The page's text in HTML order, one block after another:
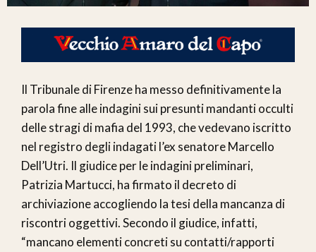
Il Tribunale di Firenze ha messo definitivamente la
parola fine alle indagini sui presunti mandanti occulti
delle stragi di mafia del 1993, che vedevano iscritto
nel registro degli indagati l’ex senatore Marcello
Dell’Utri. Il giudice per le indagini preliminari,
Patrizia Martucci, ha firmato il decreto di
archiviazione accogliendo la tesi della mancanza di
riscontri oggettivi. Secondo il giudice, infatti,
“mancano elementi concreti su contatti/rapporti